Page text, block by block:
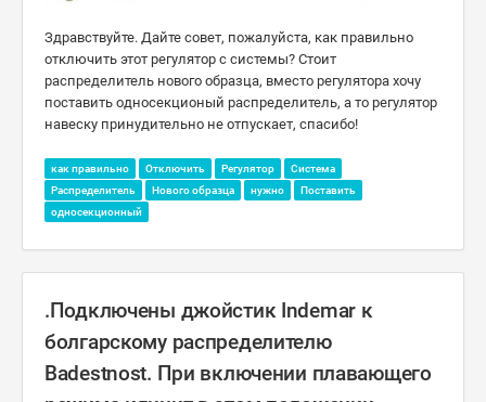
Здравствуйте. Дайте совет, пожалуйста, как правильно
отключить этот регулятор с системы? Стоит
распределитель нового образца, вместо регулятора хочу
поставить односекционый распределитель, а то регулятор
навеску принудительно не отпускает, спасибо!
как правильно Отключить Регулятор
Система
Распределитель
Нового образца нужно
Поставить
односекционный
.Подключены джойстик Indemar к
болгарскому распределителю
Badestnost. При включении плавающего